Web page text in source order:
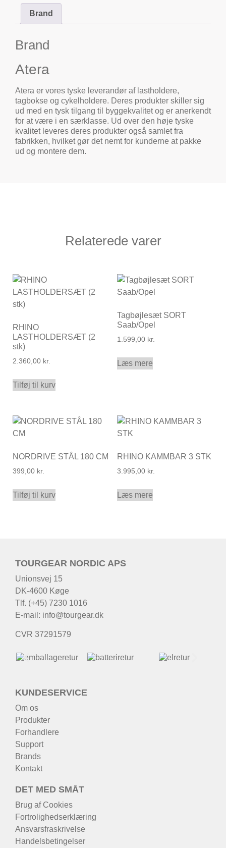
Brand
Brand
Atera
Atera er vores tyske leverandør af lastholdere,
tagbokse og cykelholdere. Deres produkter skiller sig
ud med en tysk tilgang til byggekvalitet og er anerkendt
for at være i en særklasse. Ud over den høje tyske
kvalitet leveres deres produkter også samlet fra
fabrikken, hvilket gør det nemt for kunderne at pakke
ud og montere dem.
Relaterede varer
RHINO
LASTHOLDERSÆT (2
stk)
2.360,00 kr.
Tilføj til kurv
Tagbøjlesæt SORT
Saab/Opel
1.599,00 kr.
Læs mere
NORDRIVE STÅL 180 CM
399,00 kr.
Tilføj til kurv
RHINO KAMMBAR 3 STK
3.995,00 kr.
Læs mere
TOURGEAR NORDIC APS
Unionsvej 15
DK-4600 Køge
Tlf. (+45) 7230 1016
E-mail: info@tourgear.dk
CVR 37291579
KUNDESERVICE
Om os
Produkter
Forhandlere
Support
Brands
Kontakt
DET MED SMÅT
Brug af Cookies
Fortrolighedserklæring
Ansvarsfraskrivelse
Handelsbetingelser